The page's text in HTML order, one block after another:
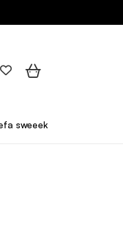
sweeek Pro